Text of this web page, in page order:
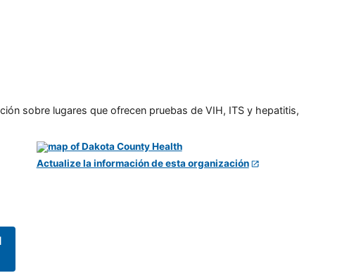
sobre lugares que ofrecen pruebas de VIH, ITS y hepatitis,
Actualize la información de esta organización